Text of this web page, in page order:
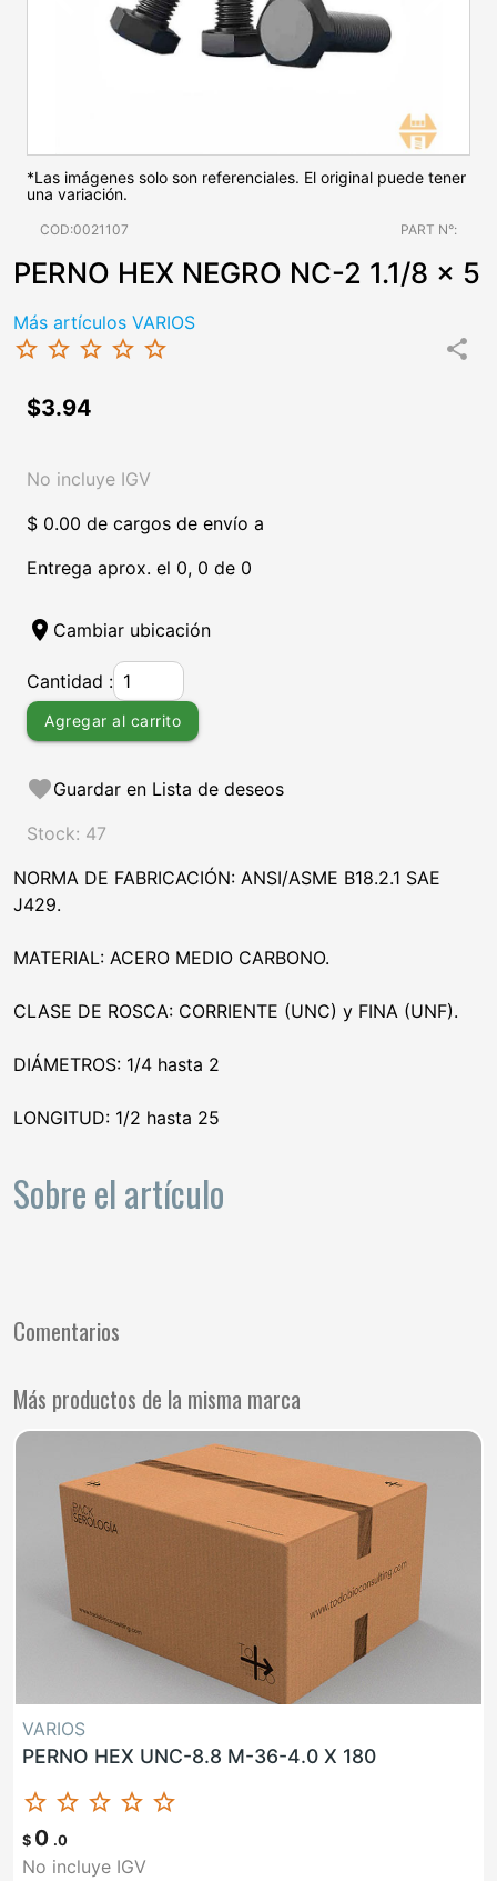
*Las imágenes solo son referenciales. El original puede tener
una variación.
COD:0021107 PART N°:
PERNO HEX NEGRO NC-2 1.1/8 x 5
Más artículos VARIOS
star_border star_border star_border star_border star_border share
$3.94
No incluye IGV
$ 0.00 de cargos de envío a
Entrega aprox. el 0, 0 de 0
location_on Cambiar ubicación
Cantidad :
Agregar al carrito
favoriteGuardar en Lista de deseos
Stock: 47
NORMA DE FABRICACIÓN: ANSI/ASME B18.2.1 SAE
J429.
MATERIAL: ACERO MEDIO CARBONO.
CLASE DE ROSCA: CORRIENTE (UNC) y FINA (UNF).
DIÁMETROS: 1/4 hasta 2
LONGITUD: 1/2 hasta 25
Sobre el artículo
Comentarios
Más productos de la misma marca
VARIOS
PERNO HEX UNC-8.8 M-36-4.0 X 180
star_border star_border star_border star_border star_border
$ 0 .0
No incluye IGV